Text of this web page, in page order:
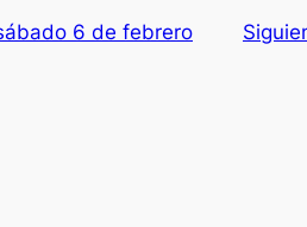
6 de febrero